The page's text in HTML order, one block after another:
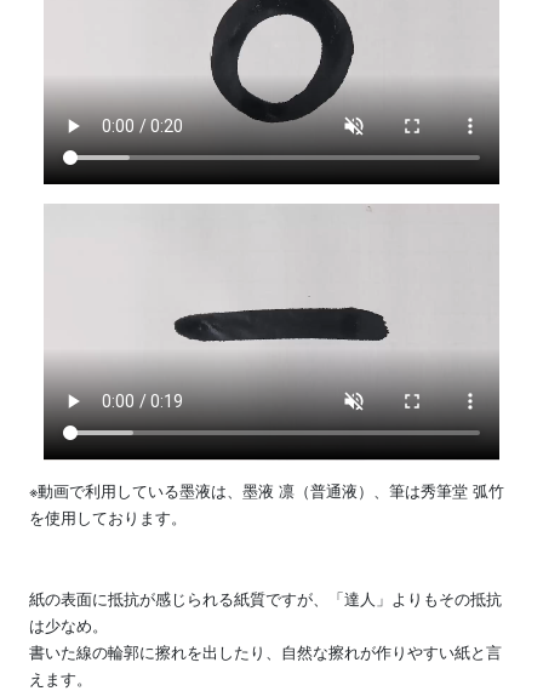
※動画で利用している墨液は、墨液 凛（普通液）、筆は秀筆堂 弧竹
を使用しております。
紙の表面に抵抗が感じられる紙質ですが、「達人」よりもその抵抗
は少なめ。
書いた線の輪郭に擦れを出したり、自然な擦れが作りやすい紙と言
えます。